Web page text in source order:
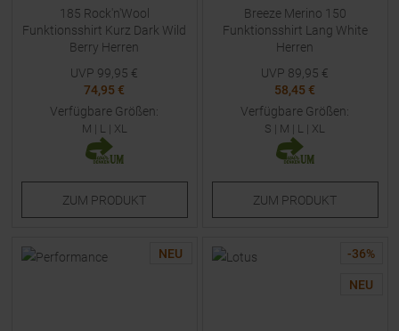
185 Rock'n'Wool
Funktionsshirt Kurz Dark Wild
Berry Herren
UVP 99,95 €
74,95 €
Verfügbare Größen:
M | L | XL
ZUM PRODUKT
Breeze Merino 150
Funktionsshirt Lang White
Herren
UVP 89,95 €
58,45 €
Verfügbare Größen:
S | M | L | XL
ZUM PRODUKT
NEU -36%
NEU